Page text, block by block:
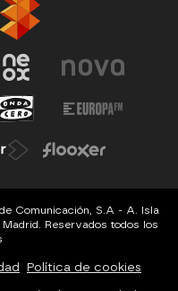
Comunicación, S.A - A. Isla
Reservados todos los
Política de cookies